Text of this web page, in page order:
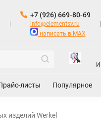
+7 (926) 669-80-69
info@elementsv.ru
написать в MAX
листы Популярное
изделий Werkel